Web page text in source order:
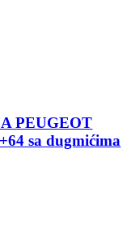
PEUGEOT
sa dugmićima